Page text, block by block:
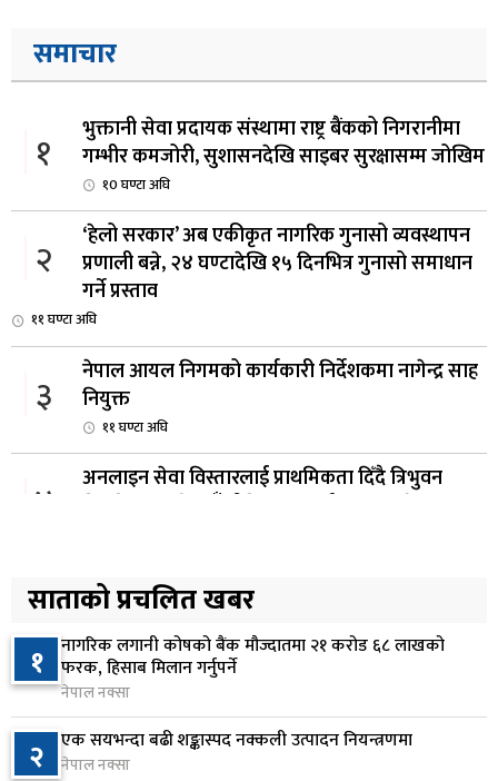
समाचार
१
भुक्तानी सेवा प्रदायक संस्थामा राष्ट्र बैंकको निगरानीमा
गम्भीर कमजोरी, सुशासनदेखि साइबर सुरक्षासम्म जोखिम
१0 घण्टा अघि
२
‘हेलो सरकार’ अब एकीकृत नागरिक गुनासो व्यवस्थापन
प्रणाली बन्ने, २४ घण्टादेखि १५ दिनभित्र गुनासो समाधान
गर्ने प्रस्ताव
११ घण्टा अघि
३
नेपाल आयल निगमको कार्यकारी निर्देशकमा नागेन्द्र साह
नियुक्त
११ घण्टा अघि
४
अनलाइन सेवा विस्तारलाई प्राथमिकता दिँदै त्रिभुवन
५
सरकारद्वारा राष्ट्रसेवक कर्मचारीको नयाँ तलबमान
स्वीकृत, न्यूनतम तलब २८ हजार ९८४ रुपैयाँ
१३ घण्टा अघि
६
सिद्धबाबा सुरुङ निर्माणमा ३ अर्ब १ करोड खर्च, २०८३
फागुनको समयसीमा
२0 घण्टा अघि
साताको प्रचलित खबर
१ नागरिक लगानी कोषको बैंक मौज्दातमा २१ करोड ६८ लाखको
फरक, हिसाब मिलान गर्नुपर्ने
नेपाल नक्सा
२ एक सयभन्दा बढी शङ्कास्पद नक्कली उत्पादन नियन्त्रणमा
नेपाल नक्सा